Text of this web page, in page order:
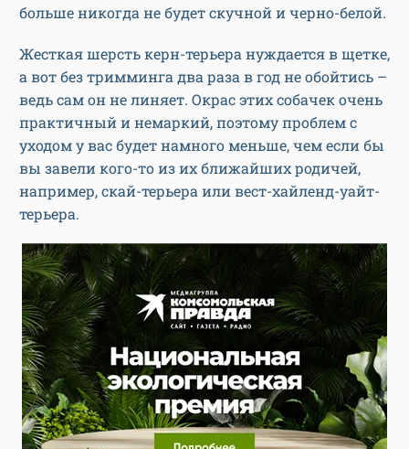
больше никогда не будет скучной и черно-белой.
Жесткая шерсть керн-терьера нуждается в щетке,
а вот без тримминга два раза в год не обойтись –
ведь сам он не линяет. Окрас этих собачек очень
практичный и немаркий, поэтому проблем с
уходом у вас будет намного меньше, чем если бы
вы завели кого-то из их ближайших родичей,
например, скай-терьера или вест-хайленд-уайт-
терьера.